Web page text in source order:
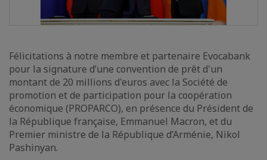
Félicitations à notre membre et partenaire Evocabank
pour la signature d’une convention de prêt d'un
montant de 20 millions d'euros avec la Société de
promotion et de participation pour la coopération
économique (PROPARCO), en présence du Président de
la République française, Emmanuel Macron, et du
Premier ministre de la République d’Arménie, Nikol
Pashinyan.